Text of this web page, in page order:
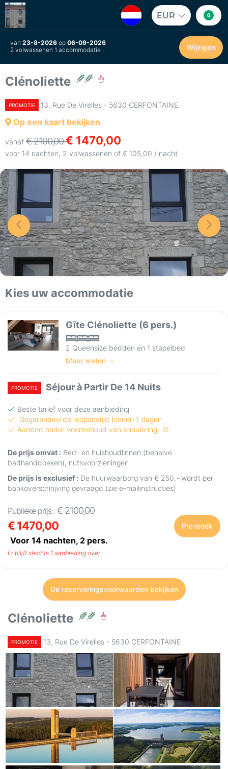
EUR 0
van 23-8-2026 op 06-09-2026
2 volwassenen 1 accommodatie
Wijzigen
Clénoliette
PROMOTIE 13, Rue De Virelles - 5630 CERFONTAINE
Op een kaart bekijken
vanaf € 2100,00€ 1470,00
voor 14 nachten, 2 volwassenen of € 105,00 / nacht
Kies uw accommodatie
Gîte Clénoliette (6 pers.)
2 Queensize bedden en 1 stapelbed
Meer weten
PROMOTIE Séjour à Partir De 14 Nuits
Beste tarief voor deze aanbieding
Gegarandeerde responstijd binnen 1 dagen
Aanbod onder voorbehoud van annulering
De prijs omvat : Bed- en huishoudlinnen (behalve
badhanddoeken), nutsvoorzieningen
De prijs is exclusief : De huurwaarborg van € 250,- wordt per
bankoverschrijving gevraagd (zie e-mailinstructies)
Publieke prijs : € 2100,00
€ 1470,00
Voor 14 nachten, 2 pers.
Pre-boek
Er blijft slechts 1 aanbieding over
De reserveringsvoorwaarden bekijken
Clénoliette
PROMOTIE 13, Rue De Virelles - 5630 CERFONTAINE